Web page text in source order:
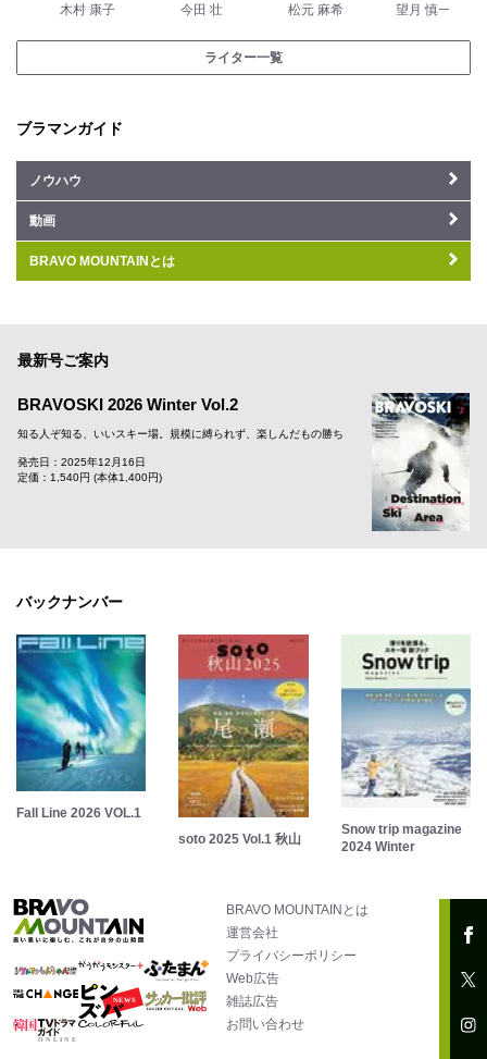
木村 康子 今田 壮 松元 麻希 望月 慎一郎
ライター一覧
ブラマンガイド
ノウハウ
動画
BRAVO MOUNTAINとは
最新号ご案内
BRAVOSKI 2026 Winter Vol.2
知る人ぞ知る、いいスキー場。規模に縛られず、楽しんだもの勝ち
発売日：2025年12月16日
定価：1,540円 (本体1,400円)
バックナンバー
Fall Line 2026 VOL.1
soto 2025 Vol.1 秋山
Snow trip magazine
2024 Winter
BRAVO MOUNTAINとは
運営会社
プライバシーポリシー
Web広告
雑誌広告
お問い合わせ